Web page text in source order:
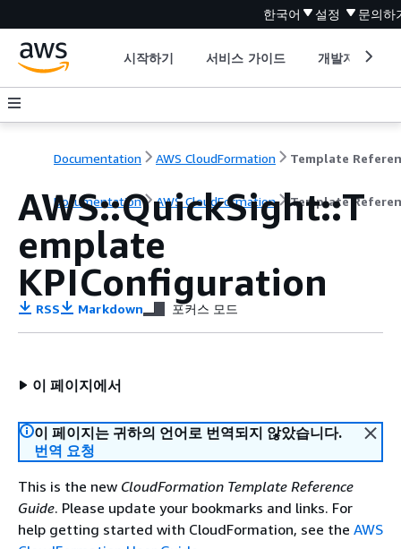
한국어 설정 문의하
시작하기 서비스 가이드 개발자 도구
Documentation AWS CloudFormation Template
Documentation AWS CloudFormation Template
AWS::QuickSight::T
emplate
KPIConfiguration
RSS Markdown 포커스 모드
이 페이지에서
이 페이지는 귀하의 언어로 번역되지 않았습니다.
번역 요청
This is the new CloudFormation Template Reference
Guide. Please update your bookmarks and links. For
help getting started with CloudFormation, see the AWS